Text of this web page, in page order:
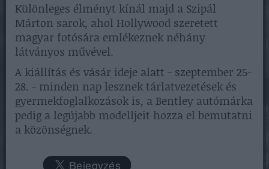
Különleges élményt kínál majd a Szipál
Márton sarok, ahol Hollywood szeretett
magyar fotósára emlékeznek néhány
látványos művével.
A kiállítás és vásár ideje alatt - szeptember 25-
28. - minden nap lesznek tárlatvezetések és
gyermekfoglalkozások is, a Bentley autómárka
pedig a legújabb modelljeit hozza el bemutatni
a közönségnek.